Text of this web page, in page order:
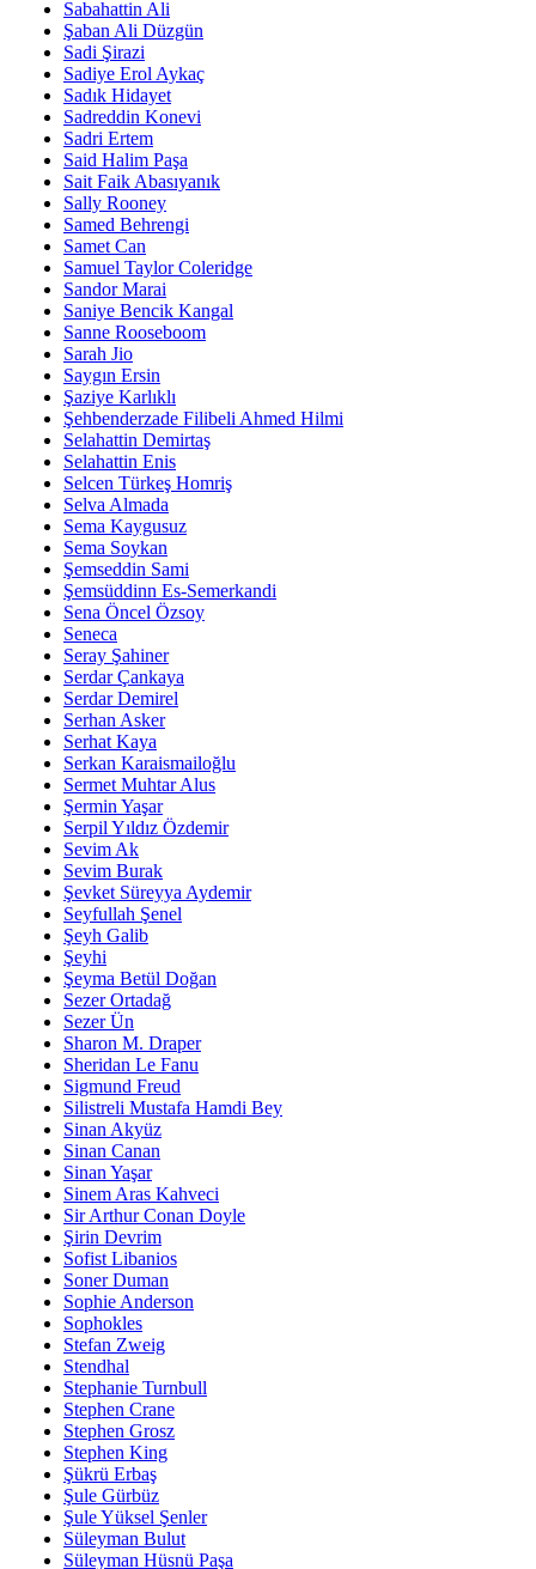
Sabahattin Ali
Şaban Ali Düzgün
Sadi Şirazi
Sadiye Erol Aykaç
Sadık Hidayet
Sadreddin Konevi
Sadri Ertem
Said Halim Paşa
Sait Faik Abasıyanık
Sally Rooney
Samed Behrengi
Samet Can
Samuel Taylor Coleridge
Sandor Marai
Saniye Bencik Kangal
Sanne Rooseboom
Sarah Jio
Saygın Ersin
Şaziye Karlıklı
Şehbenderzade Filibeli Ahmed Hilmi
Selahattin Demirtaş
Selahattin Enis
Selcen Türkeş Homriş
Selva Almada
Sema Kaygusuz
Sema Soykan
Şemseddin Sami
Şemsüddinn Es-Semerkandi
Sena Öncel Özsoy
Seneca
Seray Şahiner
Serdar Çankaya
Serdar Demirel
Serhan Asker
Serhat Kaya
Serkan Karaismailoğlu
Sermet Muhtar Alus
Şermin Yaşar
Serpil Yıldız Özdemir
Sevim Ak
Sevim Burak
Şevket Süreyya Aydemir
Seyfullah Şenel
Şeyh Galib
Şeyhi
Şeyma Betül Doğan
Sezer Ortadağ
Sezer Ün
Sharon M. Draper
Sheridan Le Fanu
Sigmund Freud
Silistreli Mustafa Hamdi Bey
Sinan Akyüz
Sinan Canan
Sinan Yaşar
Sinem Aras Kahveci
Sir Arthur Conan Doyle
Şirin Devrim
Sofist Libanios
Soner Duman
Sophie Anderson
Sophokles
Stefan Zweig
Stendhal
Stephanie Turnbull
Stephen Crane
Stephen Grosz
Stephen King
Şükrü Erbaş
Şule Gürbüz
Şule Yüksel Şenler
Süleyman Bulut
Süleyman Hüsnü Paşa